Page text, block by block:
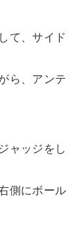
て、サイド
ら、アンテ
ャッジをし
側にボール